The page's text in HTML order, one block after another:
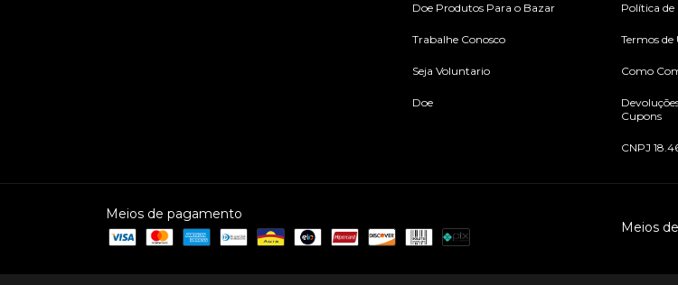
Doe Produtos Para o Bazar
Trabalhe Conosco
Seja Voluntario
Doe
Política de
Termos de
Como
Cupons
CNPJ
Meios de pagamento
Meios